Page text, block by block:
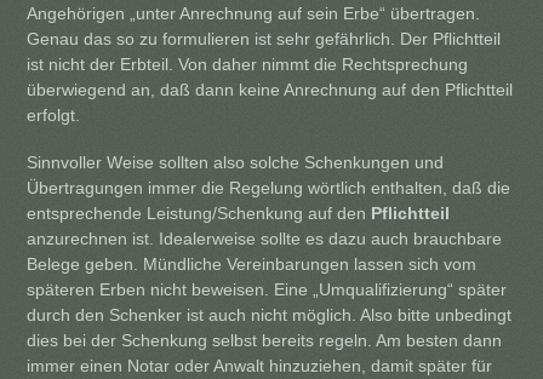
Angehörigen „unter Anrechnung auf sein Erbe“ übertragen.
Genau das so zu formulieren ist sehr gefährlich. Der Pflichtteil
ist nicht der Erbteil. Von daher nimmt die Rechtsprechung
überwiegend an, daß dann keine Anrechnung auf den Pflichtteil
erfolgt.
Sinnvoller Weise sollten also solche Schenkungen und
Übertragungen immer die Regelung wörtlich enthalten, daß die
entsprechende Leistung/Schenkung auf den Pflichtteil
anzurechnen ist. Idealerweise sollte es dazu auch brauchbare
Belege geben. Mündliche Vereinbarungen lassen sich vom
späteren Erben nicht beweisen. Eine „Umqualifizierung“ später
durch den Schenker ist auch nicht möglich. Also bitte unbedingt
dies bei der Schenkung selbst bereits regeln. Am besten dann
immer einen Notar oder Anwalt hinzuziehen, damit später für